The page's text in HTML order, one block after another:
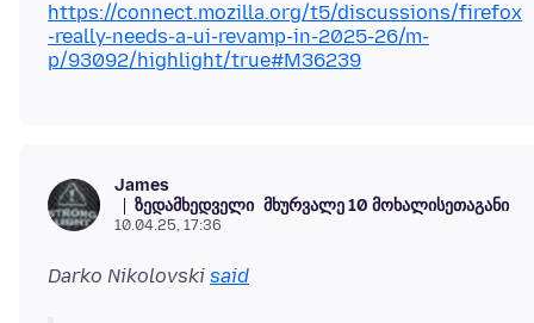
https://connect.mozilla.org/t5/discussions/firefox
-really-needs-a-ui-revamp-in-2025-26/m-
p/93092/highlight/true#M36239
James
ზედამხედველი მხურვალე 10 მოხალისეთაგანი
10.04.25, 17:36
Darko Nikolovski said